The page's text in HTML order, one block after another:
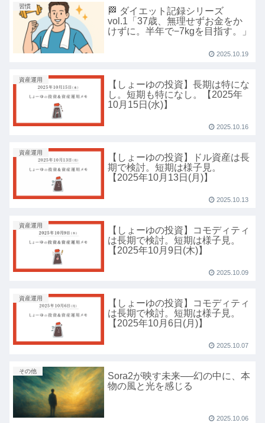
習慣
🏁 ダイエット記録シリーズ
vol.1「37歳、無理せずお金をか
けずに。半年で−7kgを目指す。」
2025.10.19
資産運用
【しょーゆの投資】長期は特にな
し。短期も特になし。【2025年
10月15日(水)】
2025.10.16
資産運用
【しょーゆの投資】ドル資産は長
期で検討。短期は様子見。
【2025年10月13日(月)】
2025.10.13
資産運用
【しょーゆの投資】コモディティ
は長期で検討。短期は様子見。
【2025年10月9日(木)】
2025.10.09
資産運用
【しょーゆの投資】コモディティ
は長期で検討。短期は様子見。
【2025年10月6日(月)】
2025.10.07
その他
Sora2が映す未来──幻の中に、本
物の風と光を感じる
2025.10.06